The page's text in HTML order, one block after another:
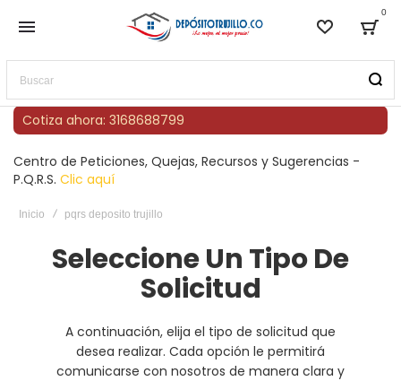
Lista de
0
Buscar
Cotiza ahora: 3168688799
Centro de Peticiones, Quejas, Recursos y Sugerencias -
P.Q.R.S. Clic aquí
Inicio pqrs deposito trujillo
Seleccione Un Tipo De
Solicitud
A continuación, elija el tipo de solicitud que
desea realizar. Cada opción le permitirá
comunicarse con nosotros de manera clara y